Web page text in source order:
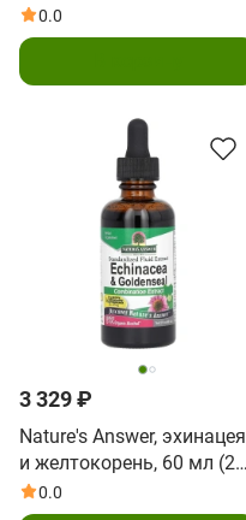
спирта, 1000 мг, 2 жидких
унции (60 мл)
0.0
3 329 ₽
Nature's Answer, эхинацея
и желтокорень, 60 мл (2
жидк. унции)
0.0